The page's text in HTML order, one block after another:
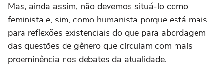
Mas, ainda assim, não devemos situá-lo como
feminista e, sim, como humanista porque está mais
para reflexões existenciais do que para abordagem
das questões de gênero que circulam com mais
proeminência nos debates da atualidade.